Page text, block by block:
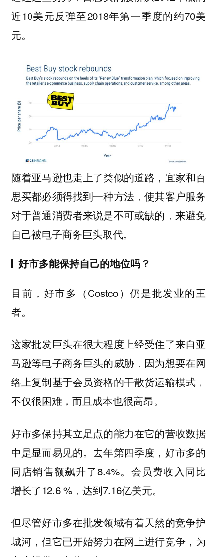
近10美元反弹至2018年第一季度的约70美
元。
随着亚马逊也走上了类似的道路，宜家和百
思买都必须得找到一种方法，使其客户服务
对于普通消费者来说是不可或缺的，来避免
自己被电子商务巨头取代。
好市多能保持自己的地位吗？
目前，好市多（Costco）仍是批发业的王
者。
这家批发巨头在很大程度上经受住了来自亚
马逊等电子商务巨头的威胁，因为想要在网
络上复制基于会员资格的干散货运输模式，
不仅很困难，而且成本也很高昂。
好市多保持其立足点的能力在它的营收数据
中是显而易见的。去年第四季度，好市多的
同店销售额飙升了8.4%。会员费收入同比
增长了12.6 %，达到7.16亿美元。
但尽管好市多在批发领域有着天然的竞争护
城河，但它已开始努力在网上进行竞争，为